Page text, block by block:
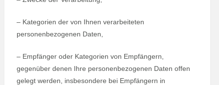
– Kategorien der von Ihnen verarbeiteten
personenbezogenen Daten,
– Empfänger oder Kategorien von Empfängern,
gegenüber denen Ihre personenbezogenen Daten offen
gelegt werden, insbesondere bei Empfängern in